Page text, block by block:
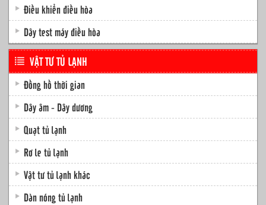
Điều khiển điều hòa
Dây test máy điều hòa
VẬT TƯ TỦ LẠNH
Đồng hồ thời gian
Dây âm - Dây dương
Quạt tủ lạnh
Rơ le tủ lạnh
Vật tư tủ lạnh khác
Dàn nóng tủ lạnh